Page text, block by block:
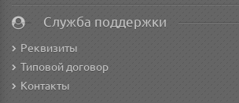
Служба поддержки
Реквизиты
Типовой договор
Контакты